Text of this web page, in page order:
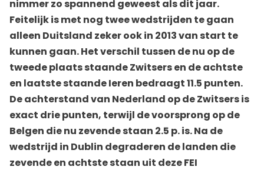
nimmer zo spannend geweest als dit jaar.
Feitelijk is met nog twee wedstrijden te gaan
alleen Duitsland zeker ook in 2013 van start te
kunnen gaan. Het verschil tussen de nu op de
tweede plaats staande Zwitsers en de achtste
en laatste staande Ieren bedraagt 11.5 punten.
De achterstand van Nederland op de Zwitsers is
exact drie punten, terwijl de voorsprong op de
Belgen die nu zevende staan 2.5 p. is. Na de
wedstrijd in Dublin degraderen de landen die
zevende en achtste staan uit deze FEI